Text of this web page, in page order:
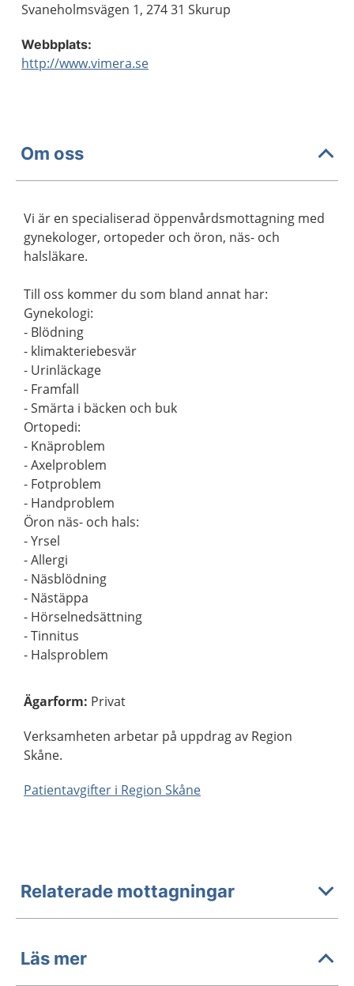
Svaneholmsvägen 1, 274 31 Skurup
Webbplats:
http://www.vimera.se
Om oss
Vi är en specialiserad öppenvårdsmottagning med
gynekologer, ortopeder och öron, näs- och
halsläkare.
Till oss kommer du som bland annat har:
Gynekologi:
- Blödning
- klimakteriebesvär
- Urinläckage
- Framfall
- Smärta i bäcken och buk
Ortopedi:
- Knäproblem
- Axelproblem
- Fotproblem
- Handproblem
Öron näs- och hals:
- Yrsel
- Allergi
- Näsblödning
- Nästäppa
- Hörselnedsättning
- Tinnitus
- Halsproblem
Ägarform: Privat
Verksamheten arbetar på uppdrag av Region
Skåne.
Patientavgifter i Region Skåne
Relaterade mottagningar
Läs mer